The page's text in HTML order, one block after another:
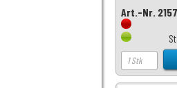
Art.-Nr.